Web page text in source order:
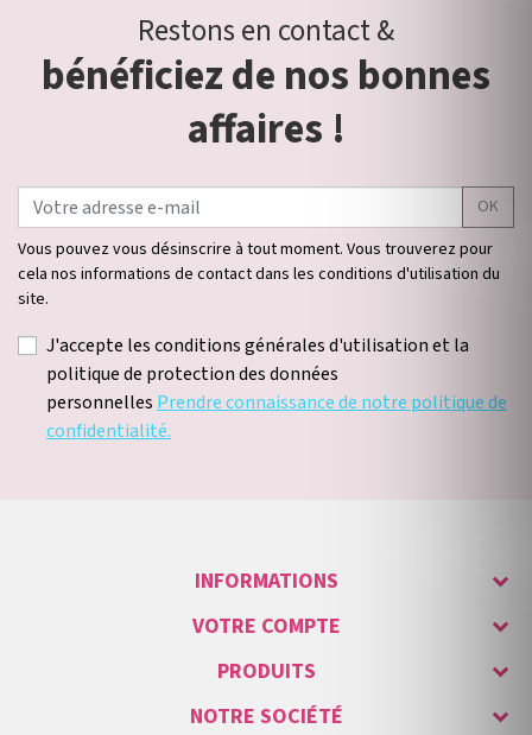
Restons en contact &
bénéficiez de nos bonnes
affaires !
OK
Vous pouvez vous désinscrire à tout moment. Vous trouverez pour
cela nos informations de contact dans les conditions d'utilisation du
site.
J'accepte les conditions générales d'utilisation et la
politique de protection des données
personnelles Prendre connaissance de notre politique de
confidentialité.
INFORMATIONS
VOTRE COMPTE
PRODUITS
NOTRE SOCIÉTÉ